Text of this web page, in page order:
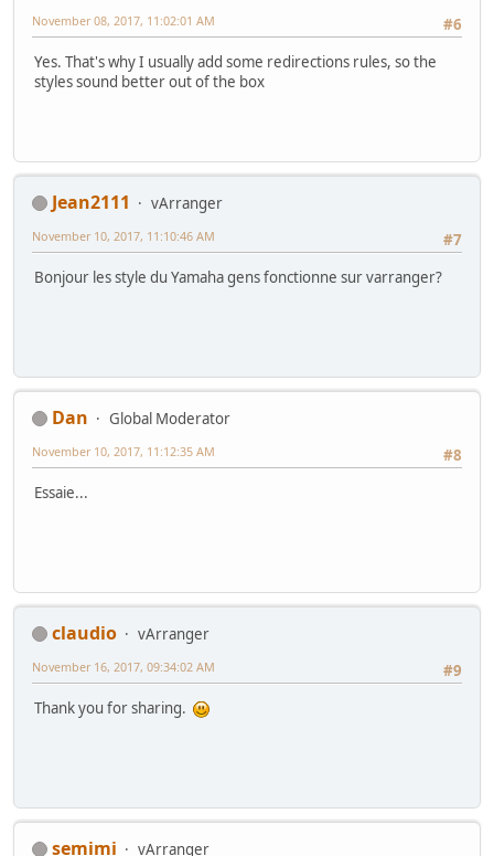
#6
November 08, 2017, 11:02:01 AM
Yes. That's why I usually add some redirections rules, so the
styles sound better out of the box
Jean2111
vArranger
#7
November 10, 2017, 11:10:46 AM
Bonjour les style du Yamaha gens fonctionne sur varranger?
Dan
Global Moderator
#8
November 10, 2017, 11:12:35 AM
Essaie...
claudio
vArranger
#9
November 16, 2017, 09:34:02 AM
Thank you for sharing.
semimi vArranger